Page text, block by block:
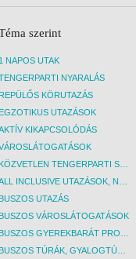
szerint
1 NAPOS UTAK
NYARALÁS
REPÜLŐS KÖRUTAZÁS
EGZOTIKUS UTAZÁSOK
KIKAPCSOLÓDÁS
BUSZOS UTAZÁS
BUSZOS VÁROSLÁTOGATÁSOK